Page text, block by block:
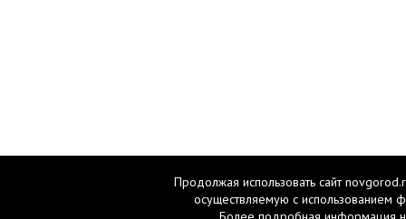
Продолжая использовать сайт
осуществляемую с использованием